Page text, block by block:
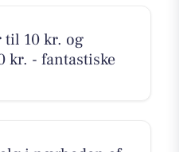
10 kr. og
kr. - fantastiske